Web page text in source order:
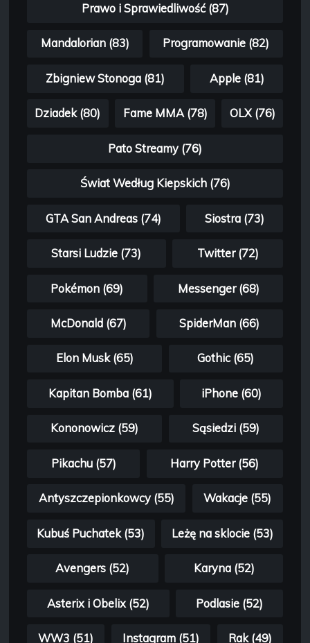
Prawo i Sprawiedliwość (87)
Mandalorian (83) Programowanie (82)
Zbigniew Stonoga (81) Apple (81)
Dziadek (80) Fame MMA (78) OLX (76)
Pato Streamy (76)
Świat Według Kiepskich (76)
GTA San Andreas (74) Siostra (73)
Starsi Ludzie (73) Twitter (72)
Pokémon (69) Messenger (68)
McDonald (67) SpiderMan (66)
Elon Musk (65) Gothic (65)
Kapitan Bomba (61) iPhone (60)
Kononowicz (59) Sąsiedzi (59)
Pikachu (57) Harry Potter (56)
Antyszczepionkowcy (55) Wakacje (55)
Kubuś Puchatek (53) Leżę na sklocie (53)
Avengers (52) Karyna (52)
Asterix i Obelix (52) Podlasie (52)
WW3 (51) Instagram (51) Rak (49)